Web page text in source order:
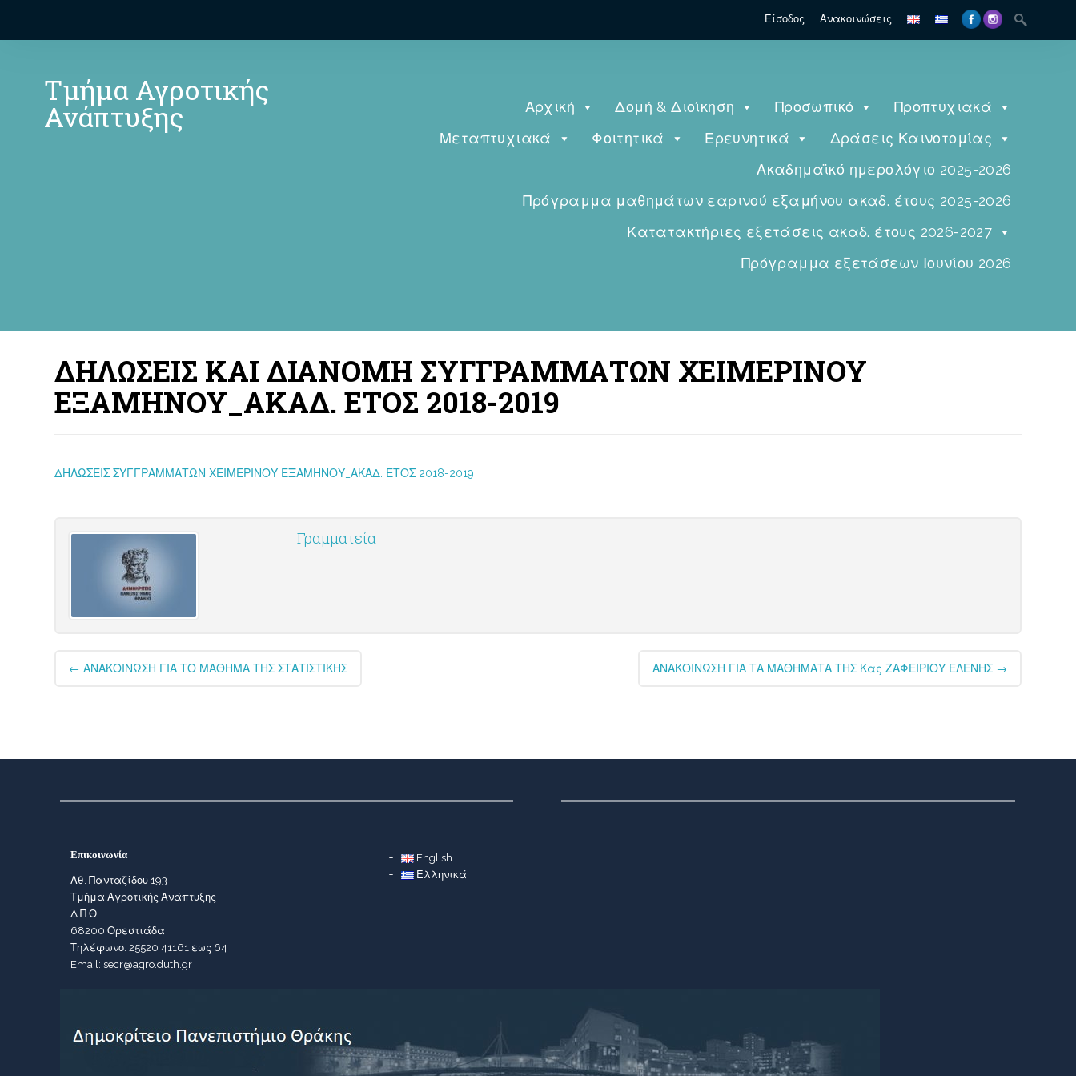
Είσοδος Ανακοινώσεις
Τμήμα Αγροτικής
Ανάπτυξης Αρχική Δομή & Διοίκηση Προσωπικό
Προπτυχιακά
Μεταπτυχιακά
Φοιτητικά Ερευνητικά
Δράσεις Καινοτομίας
Ακαδημαϊκό ημερολόγιο 2025-2026
Πρόγραμμα μαθημάτων εαρινού εξαμήνου ακαδ. έτους 2025-2026
Κατατακτήριες εξετάσεις ακαδ. έτους 2026-2027
Πρόγραμμα εξετάσεων Ιουνίου 2026
ΔΗΛΩΣΕΙΣ ΚΑΙ ΔΙΑΝΟΜΗ ΣΥΓΓΡΑΜΜΑΤΩΝ ΧΕΙΜΕΡΙΝΟΥ
ΕΞΑΜΗΝΟΥ_ΑΚΑΔ. ΕΤΟΣ 2018-2019
ΔΗΛΩΣΕΙΣ ΣΥΓΓΡΑΜΜΑΤΩΝ ΧΕΙΜΕΡΙΝΟΥ ΕΞΑΜΗΝΟΥ_ΑΚΑΔ. ΕΤΟΣ 2018-2019
Γραμματεία
Post
navigation
← ΑΝΑΚΟΙΝΩΣΗ ΓΙΑ ΤΟ ΜΑΘΗΜΑ ΤΗΣ ΣΤΑΤΙΣΤΙΚΗΣ ΑΝΑΚΟΙΝΩΣΗ ΓΙΑ ΤΑ ΜΑΘΗΜΑΤΑ ΤΗΣ Κας ΖΑΦΕΙΡΙΟΥ ΕΛΕΝΗΣ →
Επικοινωνία
Αθ. Πανταζίδου 193
Τμήμα Αγροτικής Ανάπτυξης
Δ.Π.Θ,
68200 Ορεστιάδα
Τηλέφωνο: 25520 41161 εως 64
Email: secr@agro.duth.gr
English
Ελληνικά